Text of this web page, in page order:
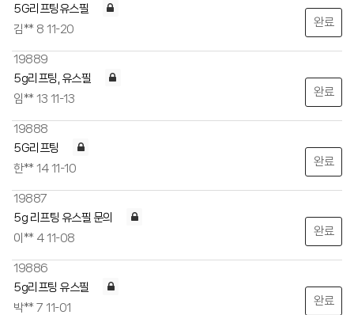
5G리프팅유스필
김** 8 11-20
완료
19889
5g리프팅, 유스필
임** 13 11-13
완료
19888
5G리프팅
한** 14 11-10
완료
19887
5g 리프팅 유스필 문의
이** 4 11-08
완료
19886
5g리프팅 유스필
박** 7 11-01
완료